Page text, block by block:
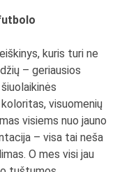
kuris turi ne
– geriausios
visuomenių
visiems nuo jauno
– visa tai neša
O mes visi jau